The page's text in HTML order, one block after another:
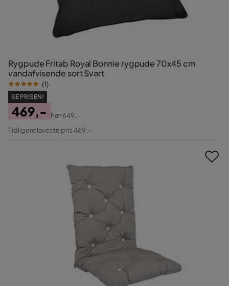
Rygpude Fritab Royal Bonnie rygpude 70x45 cm
vandafvisende sort Svart
(1)
SE PRISEN!
Pris
469,-
Original
Før649,-
Tidligere laveste pris 469,-